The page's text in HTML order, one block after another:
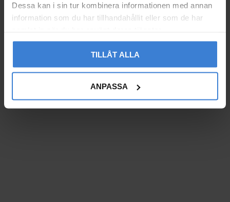
Dessa kan i sin tur kombinera informationen med annan
information som du har tillhandahållit eller som de har
TILLÅT ALLA
ANPASSA